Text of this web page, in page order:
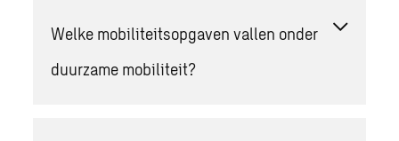
Welke mobiliteitsopgaven vallen onder
duurzame mobiliteit?